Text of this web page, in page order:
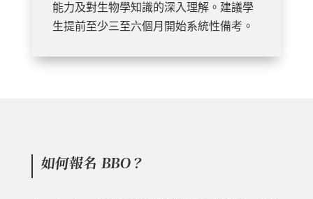
能力及對生物學知識的深入理解。建議學
生提前至少三至六個月開始系統性備考。
如何報名 BBO？